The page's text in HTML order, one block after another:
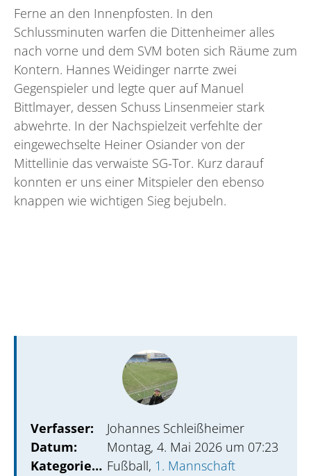
Ferne an den Innenpfosten. In den
Schlussminuten warfen die Dittenheimer alles
nach vorne und dem SVM boten sich Räume zum
Kontern. Hannes Weidinger narrte zwei
Gegenspieler und legte quer auf Manuel
Bittlmayer, dessen Schuss Linsenmeier stark
abwehrte. In der Nachspielzeit verfehlte der
eingewechselte Heiner Osiander von der
Mittellinie das verwaiste SG-Tor. Kurz darauf
konnten er uns einer Mitspieler den ebenso
knappen wie wichtigen Sieg bejubeln.
Verfasser:
Johannes Schleißheimer
Datum:
Montag, 4. Mai 2026 um 07:23
Kategorien: Fußball, 1. Mannschaft